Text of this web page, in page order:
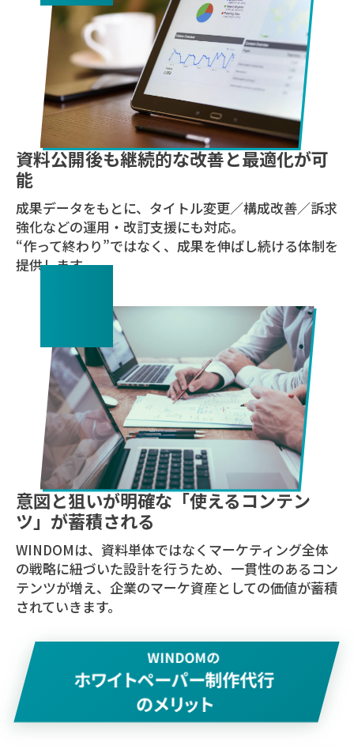
資料公開後も継続的な改善と最適化が可
能
成果データをもとに、タイトル変更／構成改善／訴求
強化などの運用・改訂支援にも対応。
“作って終わり”ではなく、成果を伸ばし続ける体制を
提供します。
意図と狙いが明確な「使えるコンテン
ツ」が蓄積される
WINDOMは、資料単体ではなくマーケティング全体
の戦略に紐づいた設計を行うため、一貫性のあるコン
テンツが増え、企業のマーケ資産としての価値が蓄積
されていきます。
WINDOMの
ホワイトペーパー制作代行
のメリット